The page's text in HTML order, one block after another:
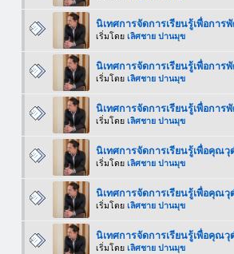
นิเทศการจัดการเรียนรู้เพื่อกา
เริ่มโดย เลิศชาย ปานมุข
นิเทศการจัดการเรียนรู้เพื่อกา
เริ่มโดย เลิศชาย ปานมุข
นิเทศการจัดการเรียนรู้เพื่อกา
เริ่มโดย เลิศชาย ปานมุข
นิเทศการจัดการเรียนรู้เพื่อคุณ
เริ่มโดย เลิศชาย ปานมุข
นิเทศการจัดการเรียนรู้เพื่อคุณ
เริ่มโดย เลิศชาย ปานมุข
นิเทศการจัดการเรียนรู้เพื่อคุณ
เริ่มโดย เลิศชาย ปานมุข